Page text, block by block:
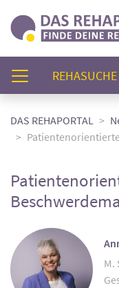
REHASUCHE
DAS REHAPORTAL
M.